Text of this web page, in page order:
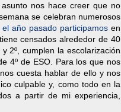
nos hace creer que no
se celebran numerosos
el año pasado participamos en
censados alrededor de 40
2º, cumplen la escolarización
4º de ESO. Para los que nos
cuesta hablar de ello y nos
culpable y, como todo en la
a partir de mi experiencia,